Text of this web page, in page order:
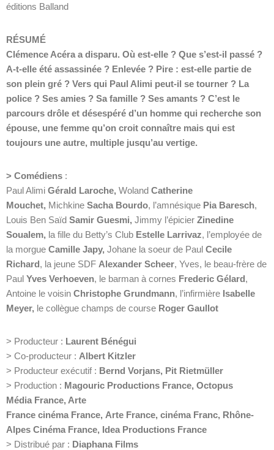
éditions Balland
RÉSUMÉ
Clémence Acéra a disparu. Où est-elle ? Que s’est-il passé ?
A-t-elle été assassinée ? Enlevée ? Pire : est-elle partie de
son plein gré ? Vers qui Paul Alimi peut-il se tourner ? La
police ? Ses amies ? Sa famille ? Ses amants ? C’est le
parcours drôle et désespéré d’un homme qui recherche son
épouse, une femme qu’on croit connaître mais qui est
toujours une autre, multiple jusqu’au vertige.
> Comédiens :
Paul Alimi Gérald Laroche, Woland Catherine
Mouchet, Michkine Sacha Bourdo, l’amnésique Pia Baresch,
Louis Ben Saïd Samir Guesmi, Jimmy l’épicier Zinedine
Soualem, la fille du Betty’s Club Estelle Larrivaz, l’employée de
la morgue Camille Japy, Johane la soeur de Paul Cecile
Richard, la jeune SDF Alexander Scheer, Yves, le beau-frère de
Paul Yves Verhoeven, le barman à cornes Frederic Gélard,
Antoine le voisin Christophe Grundmann, l’infirmière Isabelle
Meyer, le collègue champs de course Roger Gaullot
> Producteur : Laurent Bénégui
> Co-producteur : Albert Kitzler
> Producteur exécutif : Bernd Vorjans, Pit Rietmüller
> Production : Magouric Productions France, Octopus
Média France, Arte
France cinéma France, Arte France, cinéma Franc, Rhône-
Alpes Cinéma France, Idea Productions France
> Distribué par : Diaphana Films